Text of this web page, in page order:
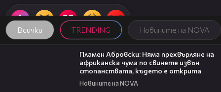
Всички TRENDING Новините на NOVA
13:17
Пламен Абровски: Няма прехвърляне на
африканска чума по свинете извън
стопанствата, където е открита
Новините на NOVA